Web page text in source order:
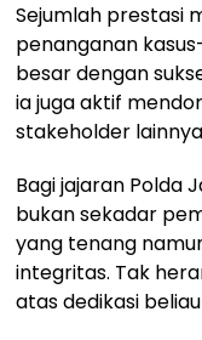
Sejumlah prestasi
penanganan
besar dengan
ia juga aktif
stakeholder
Bagi jajaran Polda
bukan sekadar
yang tenang
integritas. Tak
atas dedikasi